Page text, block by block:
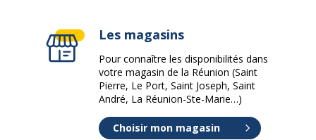
Les magasins
Pour connaître les disponibilités dans
votre magasin de la Réunion (Saint
Pierre, Le Port, Saint Joseph, Saint
André, La Réunion-Ste-Marie…)
Choisir mon magasin